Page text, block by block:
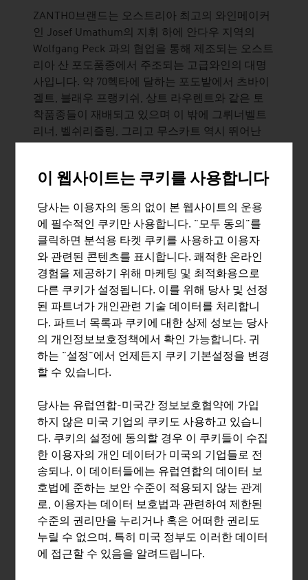
ZANTHO브랜드는 오스트리아 최고의 와인메이커
인 Josef Umathum의 지휘 하에 안다우 지역의
Wolfgang Peck 과의 협업을 통해 제조되는 오스트
리아 산 포도품종에서 주조되는 고급와인의 대명
사입니다. 약 70헥타에 달하는 포도밭에서 츠바이
겔트, 블래우 프랭키쉬, 상트 라우렌트와 같은 토
착품종들이 재배되고 있으며 이 밖에 그뤼너벨트
리너, 벨쉬리즐링, 그리고 무스카트 역시 뛰어난
리고 스위트 와인을 공급중이며, .... 당사의 와인은
ALFRED FISCHER GESELLSCHAFT
M.B.H.
ALLACHER VINUM PANNONIA GMBH
이 웹사이트는 쿠키를 사용합니다
당사는 이용자의 동의 없이 본 웹사이트의 운용
에 필수적인 쿠키만 사용합니다. "모두 동의"를
클릭하면 분석용 타켓 쿠키를 사용하고 이용자
와 관련된 콘텐츠를 표시합니다. 쾌적한 온라인
경험을 제공하기 위해 마케팅 및 최적화용으로
다른 쿠키가 설정됩니다. 이를 위해 당사 및 선정
된 파트너가 개인관련 기술 데이터를 처리합니
다. 파트너 목록과 쿠키에 대한 상제 성보는 당사
의 개인정보보호정책에서 확인 가능합니다. 귀
하는 "설정"에서 언제든지 쿠키 기본설정을 변경
할 수 있습니다.
당사는 유럽연합-미국간 정보보호협약에 가입
하지 않은 미국 기업의 쿠키도 사용하고 있습니
다. 쿠키의 설정에 동의할 경우 이 쿠키들이 수집
한 이용자의 개인 데이터가 미국의 기업들로 전
송되나, 이 데이터들에는 유럽연합의 데이터 보
호법에 준하는 보안 수준이 적용되지 않는 관계
로, 이용자는 데이터 보호법과 관련하여 제한된
수준의 권리만을 누리거나 혹은 어떠한 권리도
누릴 수 없으며, 특히 미국 정부도 이러한 데이터
에 접근할 수 있음을 알려드립니다.